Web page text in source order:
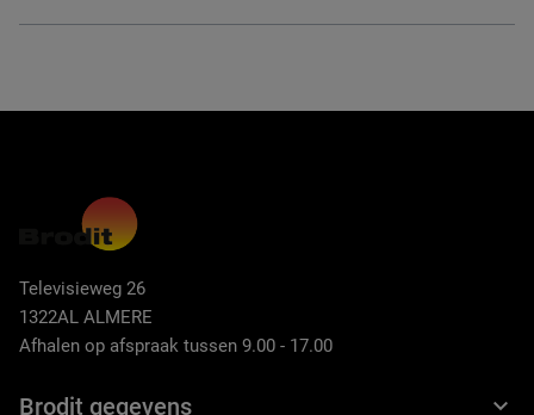
Televisieweg 26
1322AL ALMERE
Afhalen op afspraak tussen 9.00 - 17.00
Brodit gegevens